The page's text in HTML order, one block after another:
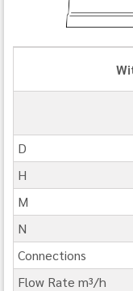
D
H
M
N
Connections
Flow Rate m³/h